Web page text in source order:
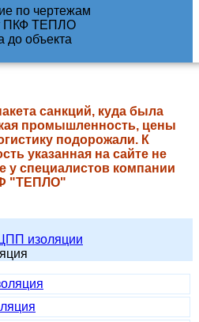
санкций, куда была
промышленность, цены
подорожали. К
указанная на сайте не
у специалистов компании
"ТЕПЛО"
изоляции